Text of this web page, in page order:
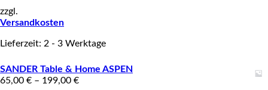
zzgl.
Versandkosten
Lieferzeit: 2 - 3 Werktage
SANDER Table & Home ASPEN
65,00 € – 199,00 €